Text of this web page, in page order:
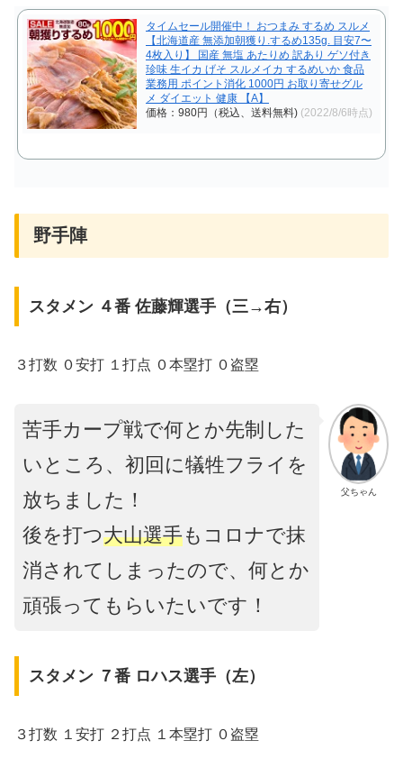
タイムセール開催中！ おつまみ するめ スルメ
【北海道産 無添加朝獲り.するめ135g. 目安7〜
4枚入り】 国産 無塩 あたりめ 訳あり ゲソ付き
珍味 生イカ げそ スルメイカ するめいか 食品
業務用 ポイント消化 1000円 お取り寄せグル
メ ダイエット 健康 【A】
価格：980円（税込、送料無料) (2022/8/6時点)
野手陣
スタメン ４番 佐藤輝選手（三→右）
３打数 ０安打 １打点 ０本塁打 ０盗塁
父ちゃん
苦手カープ戦で何とか先制した
いところ、初回に犠牲フライを
放ちました！
後を打つ大山選手もコロナで抹
消されてしまったので、何とか
頑張ってもらいたいです！
スタメン ７番 ロハス選手（左）
３打数 １安打 ２打点 １本塁打 ０盗塁